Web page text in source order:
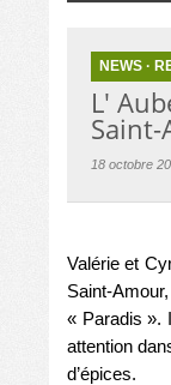
NEWS ·
L'
18 octobre
Valérie et
Saint-
« Paradis ».
attention
d’épices.